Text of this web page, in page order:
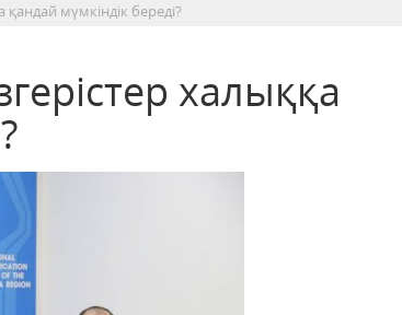
мүмкіндік береді?
халыққа